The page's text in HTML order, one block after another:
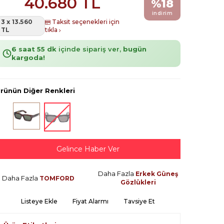
3 x 13.560
TL
Taksit seçenekleri için
tıkla
%18
indirim
6 saat 55 dk içinde sipariş ver, bugün
kargoda!
Diğer Renkleri
Gelince Haber Ver
Daha Fazla TOMFORD
Daha Fazla Erkek Güneş
Gözlükleri
Listeye Ekle Fiyat Alarmı Tavsiye Et